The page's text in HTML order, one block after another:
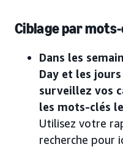
Ciblage par
Dans les
Day et les
surveillez vos
les mots-clés
Utilisez votre
recherche pour